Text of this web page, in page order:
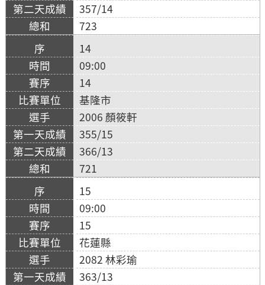
357/14
723
14
09:00
14
基隆市
2006 顏筱軒
355/15
366/13
721
15
09:00
15
花蓮縣
2082 林彩瑜
363/13